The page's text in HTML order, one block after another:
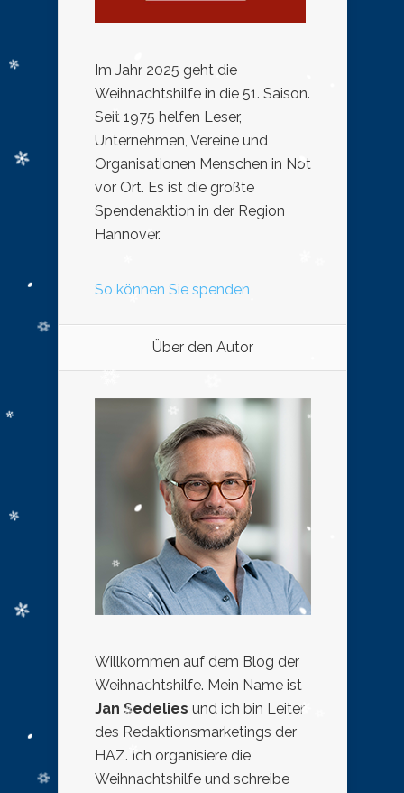
Im Jahr 2025 geht die
Weihnachtshilfe in die 51. Saison.
Seit 1975 helfen Leser,
Unternehmen, Vereine und
Organisationen Menschen in Not
vor Ort. Es ist die größte
Spendenaktion in der Region
Hannover.
So können Sie spenden
Über den Autor
Willkommen auf dem Blog der
Weihnachtshilfe. Mein Name ist
Jan Sedelies und ich bin Leiter
des Redaktionsmarketings der
HAZ. Ich organisiere die
Weihnachtshilfe und schreibe